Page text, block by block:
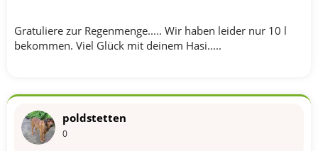
Gratuliere zur Regenmenge..... Wir haben leider nur 10 l
bekommen. Viel Glück mit deinem Hasi.....
poldstetten
0